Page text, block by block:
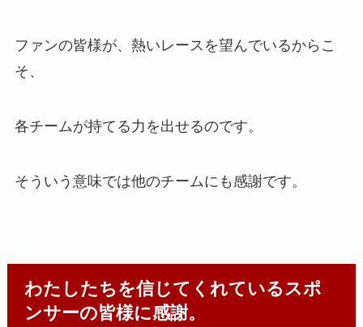
ファンの皆様が、熱いレースを望んでいるからこ
そ、
各チームが持てる力を出せるのです。
そういう意味では他のチームにも感謝です。
わたしたちを信じてくれているスポ
ンサーの皆様に感謝。